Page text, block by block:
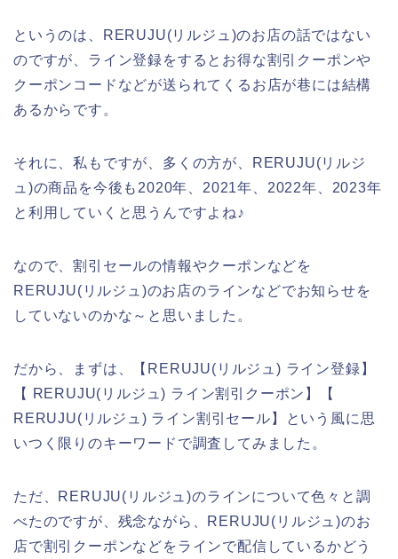
というのは、RERUJU(リルジュ)のお店の話ではない
のですが、ライン登録をするとお得な割引クーポンや
クーポンコードなどが送られてくるお店が巷には結構
あるからです。
それに、私もですが、多くの方が、RERUJU(リルジ
ュ)の商品を今後も2020年、2021年、2022年、2023年
と利用していくと思うんですよね♪
なので、割引セールの情報やクーポンなどを
RERUJU(リルジュ)のお店のラインなどでお知らせを
していないのかな～と思いました。
だから、まずは、【RERUJU(リルジュ) ライン登録】
【 RERUJU(リルジュ) ライン割引クーポン】【
RERUJU(リルジュ) ライン割引セール】という風に思
いつく限りのキーワードで調査してみました。
ただ、RERUJU(リルジュ)のラインについて色々と調
べたのですが、残念ながら、RERUJU(リルジュ)のお
店で割引クーポンなどをラインで配信しているかどう